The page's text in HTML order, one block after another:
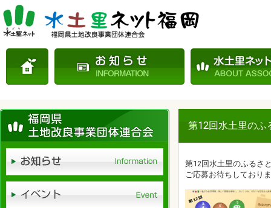
第12回水土里のふ
第12回水土里のふるさ
ご応募お待ちしており